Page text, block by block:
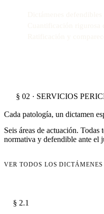
§ 02 · SERVICIOS
Cada patología, un dictamen
Seis áreas de actuación.
normativa y defendible ante el
VER TODOS LOS DICTÁMENES
§ 2.1